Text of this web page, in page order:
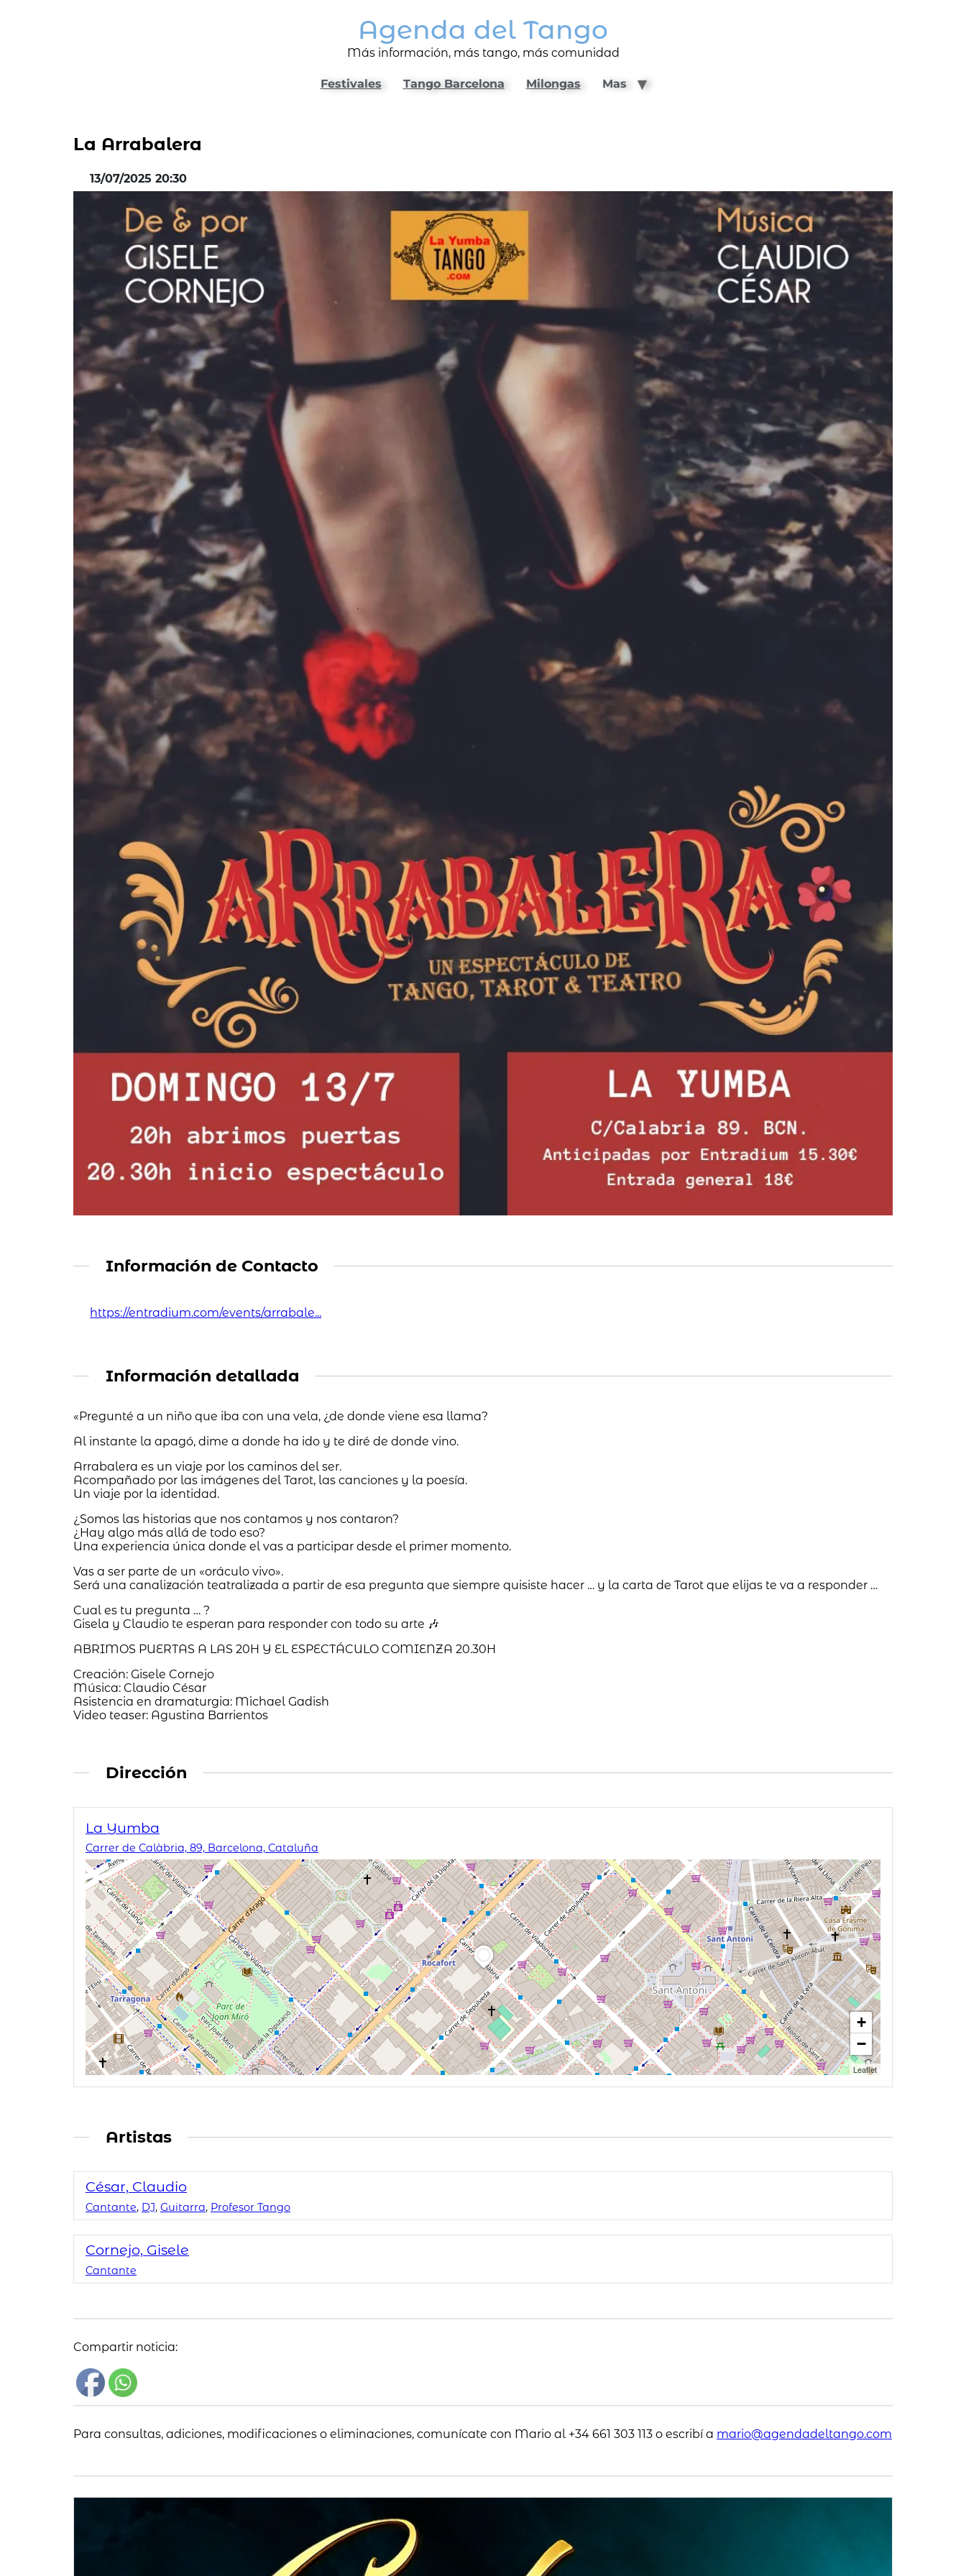
Agenda del Tango
Más información, más tango, más comunidad
Festivales Tango Barcelona Milongas Mas
La Arrabalera
13/07/2025 20:30
Información de Contacto
https://entradium.com/events/arrabale...
Información detallada
«Pregunté a un niño que iba con una vela, ¿de donde viene esa llama?
Al instante la apagó, dime a donde ha ido y te diré de donde vino.
Arrabalera es un viaje por los caminos del ser.
Acompañado por las imágenes del Tarot, las canciones y la poesía.
Un viaje por la identidad.
¿Somos las historias que nos contamos y nos contaron?
¿Hay algo más allá de todo eso?
Una experiencia única donde el vas a participar desde el primer momento.
Vas a ser parte de un «oráculo vivo».
Será una canalización teatralizada a partir de esa pregunta que siempre quisiste hacer … y la carta de Tarot que elijas te va a responder …
Cual es tu pregunta … ?
Gisela y Claudio te esperan para responder con todo su arte 🎶
ABRIMOS PUERTAS A LAS 20H Y EL ESPECTÁCULO COMIENZA 20.30H
Creación: Gisele Cornejo
Música: Claudio César
Asistencia en dramaturgia: Michael Gadish
Video teaser: Agustina Barrientos
Dirección
La Yumba
Carrer de Calàbria, 89, Barcelona, Cataluña
+
−
Leaflet
Artistas
César, Claudio
Cantante, DJ, Guitarra, Profesor Tango
Cornejo, Gisele
Cantante
Compartir noticia:
Para consultas, adiciones, modificaciones o eliminaciones, comunícate con Mario al +34 661 303 113 o escribí a mario@agendadeltango.com